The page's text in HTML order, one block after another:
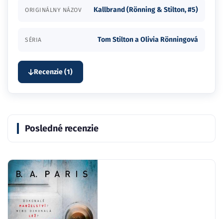
ORIGINÁLNY NÁZOV Kallbrand (Rönning & Stilton, #5)
SÉRIA Tom Stilton a Olivia Rönningová
Recenzie (1)
Posledné recenzie